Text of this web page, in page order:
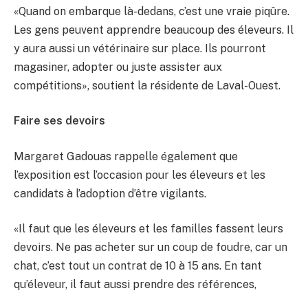
«Quand on embarque là-dedans, c’est une vraie piqûre.
Les gens peuvent apprendre beaucoup des éleveurs. Il
y aura aussi un vétérinaire sur place. Ils pourront
magasiner, adopter ou juste assister aux
compétitions», soutient la résidente de Laval-Ouest.
Faire ses devoirs
Margaret Gadouas rappelle également que
l’exposition est l’occasion pour les éleveurs et les
candidats à l’adoption d’être vigilants.
«Il faut que les éleveurs et les familles fassent leurs
devoirs. Ne pas acheter sur un coup de foudre, car un
chat, c’est tout un contrat de 10 à 15 ans. En tant
qu’éleveur, il faut aussi prendre des références,